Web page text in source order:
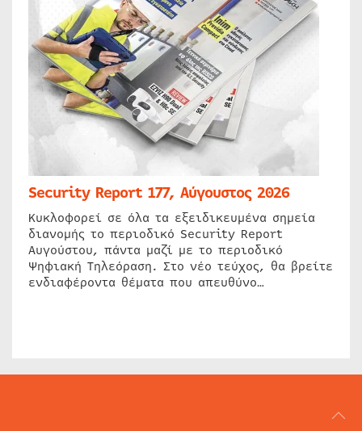
Security Report 177, Αύγουστος 2026
Κυκλοφορεί σε όλα τα εξειδικευμένα σημεία
διανομής το περιοδικό Security Report
Αυγούστου, πάντα μαζί με το περιοδικό
Ψηφιακή Τηλεόραση. Στο νέο τεύχος, θα βρείτε
ενδιαφέροντα θέματα που απευθύνο…